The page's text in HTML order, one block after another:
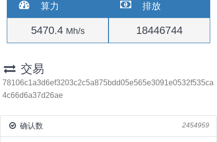
算力
5470.4 Mh/s
排放
18446744
交易
78106c1a3d6ef3203c2c5a875bdd05e565e3091e0532f535ca
4c66d6a37d26ae
确认数 2454959